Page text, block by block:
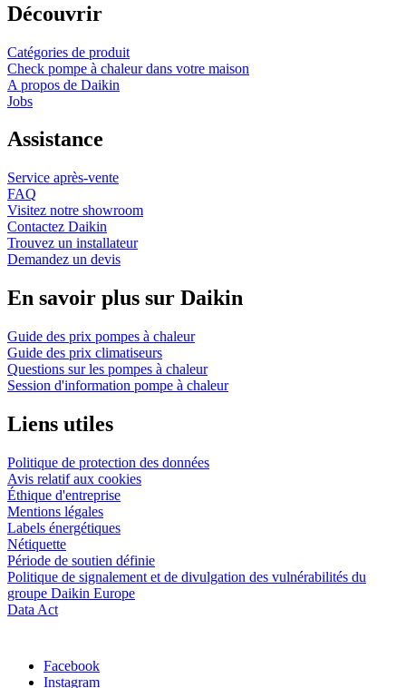
Découvrir
Catégories de produit
Check pompe à chaleur dans votre maison
A propos de Daikin
Jobs
Assistance
Service après-vente
FAQ
Visitez notre showroom
Contactez Daikin
Trouvez un installateur
Demandez un devis
En savoir plus sur Daikin
Guide des prix pompes à chaleur
Guide des prix climatiseurs
Questions sur les pompes à chaleur
Session d'information pompe à chaleur
Liens utiles
Politique de protection des données
Avis relatif aux cookies
Éthique d'entreprise
Mentions légales
Labels énergétiques
Nétiquette
Période de soutien définie
Politique de signalement et de divulgation des vulnérabilités du
groupe Daikin Europe
Data Act
Facebook
Instagram